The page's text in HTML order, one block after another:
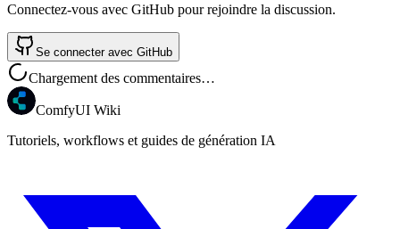
Connectez-vous avec GitHub pour rejoindre la discussion.
Se connecter avec GitHub
Chargement des commentaires…
ComfyUI Wiki
Tutoriels, workflows et guides de génération IA